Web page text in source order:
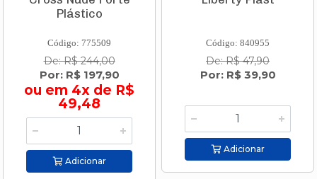
Plástico
Código: 775509
De: R$ 244,00
Por: R$ 197,90
ou em 4x de R$
49,48
Adicionar
Código: 840955
De: R$ 47,90
Por: R$ 39,90
Adicionar